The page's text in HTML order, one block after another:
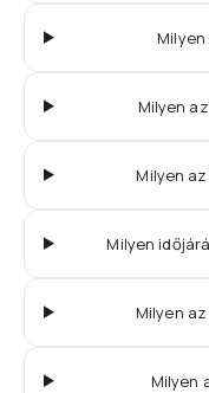
Milyen
Milyen
Milyen
Milyen
Milyen